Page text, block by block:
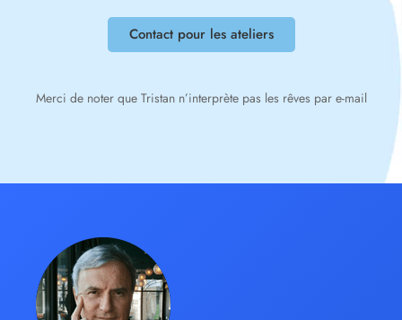
Contact pour les ateliers
Merci de noter que Tristan n’interprète pas les rêves par e-mail